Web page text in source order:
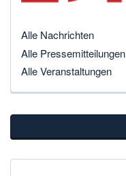
Alle Nachrichten
Alle Pressemitteilungen
Alle Veranstaltungen